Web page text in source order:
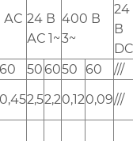
АС 24 В
АС 1~
400 В
3~
24
В
DC
60 506050 60
///
0,452,52,20,120,09///